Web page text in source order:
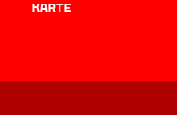
Karte